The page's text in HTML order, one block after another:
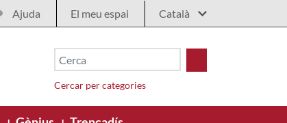
Ajuda El meu espai
Cercar per categories